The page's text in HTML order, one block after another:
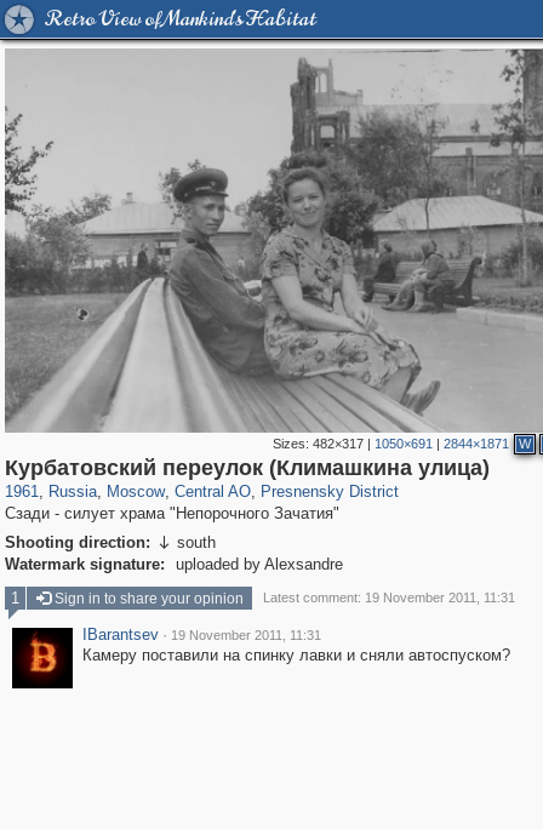
Retro View of Mankind's Habitat
Sizes: 482×317| 1050×691 | 2844×1871 W
Курбатовский переулок (Климашкина улица)
1961, Russia
1,406,784 29,243
, Moscow
319,864 8,286
, Central AO
160,012 5,916
, Presnensky District
13,348 396
Сзади - силует храма "Непорочного Зачатия"
Shooting direction:  south
Watermark signature:
uploaded by Alexsandre
1
Sign in to share your opinion Latest comment: 19 November 2011, 11:31
IBarantsev · 19 November 2011, 11:31
Камеру поставили на спинку лавки и сняли автоспуском?